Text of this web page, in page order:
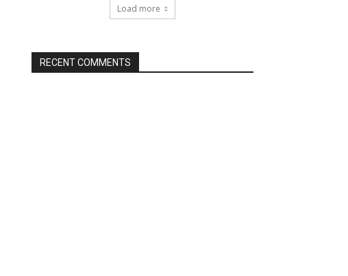
Load more
RECENT COMMENTS